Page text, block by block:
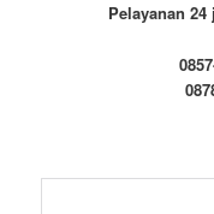
Pelayanan